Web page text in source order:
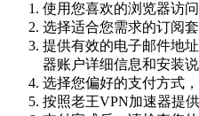
使用您喜欢的浏览器访
选择适合您需求的订阅套
提供有效的电子邮件地
器账户详细信息和安装说
选择您偏好的支付方式，
按照老王VPN加速器提